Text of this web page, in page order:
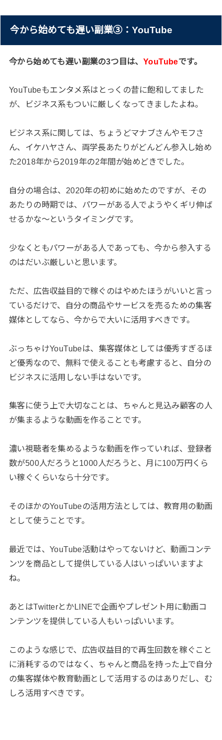
今から始めても遅い副業③：YouTube
今から始めても遅い副業の3つ目は、 YouTubeです。
YouTubeもエンタメ系はとっくの昔に飽和してました
が、ビジネス系もついに厳しくなってきましたよね。
ビジネス系に関しては、ちょうどマナブさんやモフさ
ん、イケハヤさん、両学長あたりがどんどん参入し始め
た2018年から2019年の2年間が始めどきでした。
自分の場合は、2020年の初めに始めたのですが、その
あたりの時期では、パワーがある人でようやくギリ伸ば
せるかな〜というタイミングです。
少なくともパワーがある人であっても、今から参入する
のはだいぶ厳しいと思います。
ただ、広告収益目的で稼ぐのはやめたほうがいいと言っ
ているだけで、自分の商品やサービスを売るための集客
媒体としてなら、今からで大いに活用すべきです。
ぶっちゃけYouTubeは、集客媒体としては優秀すぎるほ
ど優秀なので、無料で使えることも考慮すると、自分の
ビジネスに活用しない手はないです。
集客に使う上で大切なことは、ちゃんと見込み顧客の人
が集まるような動画を作ることです。
濃い視聴者を集めるような動画を作っていれば、登録者
数が500人だろうと1000人だろうと、月に100万円くら
い稼ぐくらいなら十分です。
そのほかのYouTubeの活用方法としては、教育用の動画
として使うことです。
最近では、YouTube活動はやってないけど、動画コンテ
ンツを商品として提供している人はいっぱいいますよ
ね。
あとはTwitterとかLINEで企画やプレゼント用に動画コ
ンテンツを提供している人もいっぱいいます。
このような感じで、広告収益目的で再生回数を稼ぐこと
に消耗するのではなく、ちゃんと商品を持った上で自分
の集客媒体や教育動画として活用するのはありだし、む
しろ活用すべきです。